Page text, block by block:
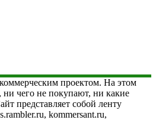
проектом. На этом
ни чего не покупают, ни какие
представляет собой ленту
kommersant.ru,